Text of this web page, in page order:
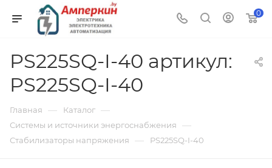
0
PS225SQ-I-40 артикул:
PS225SQ-I-40
Главная — Каталог —
Системы и источники энергоснабжения —
Стабилизаторы напряжения — PS225SQ-I-40